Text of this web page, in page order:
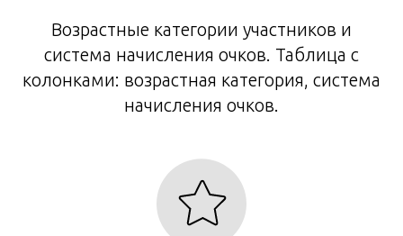
Возрастные категории участников и
система начисления очков. Таблица с
колонками: возрастная категория, система
начисления очков.